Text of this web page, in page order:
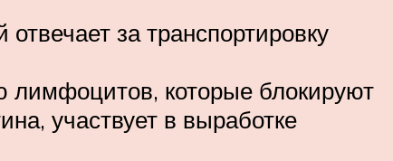
за транспортировку
лимфоцитов, которые блокируют
участвует в выработке